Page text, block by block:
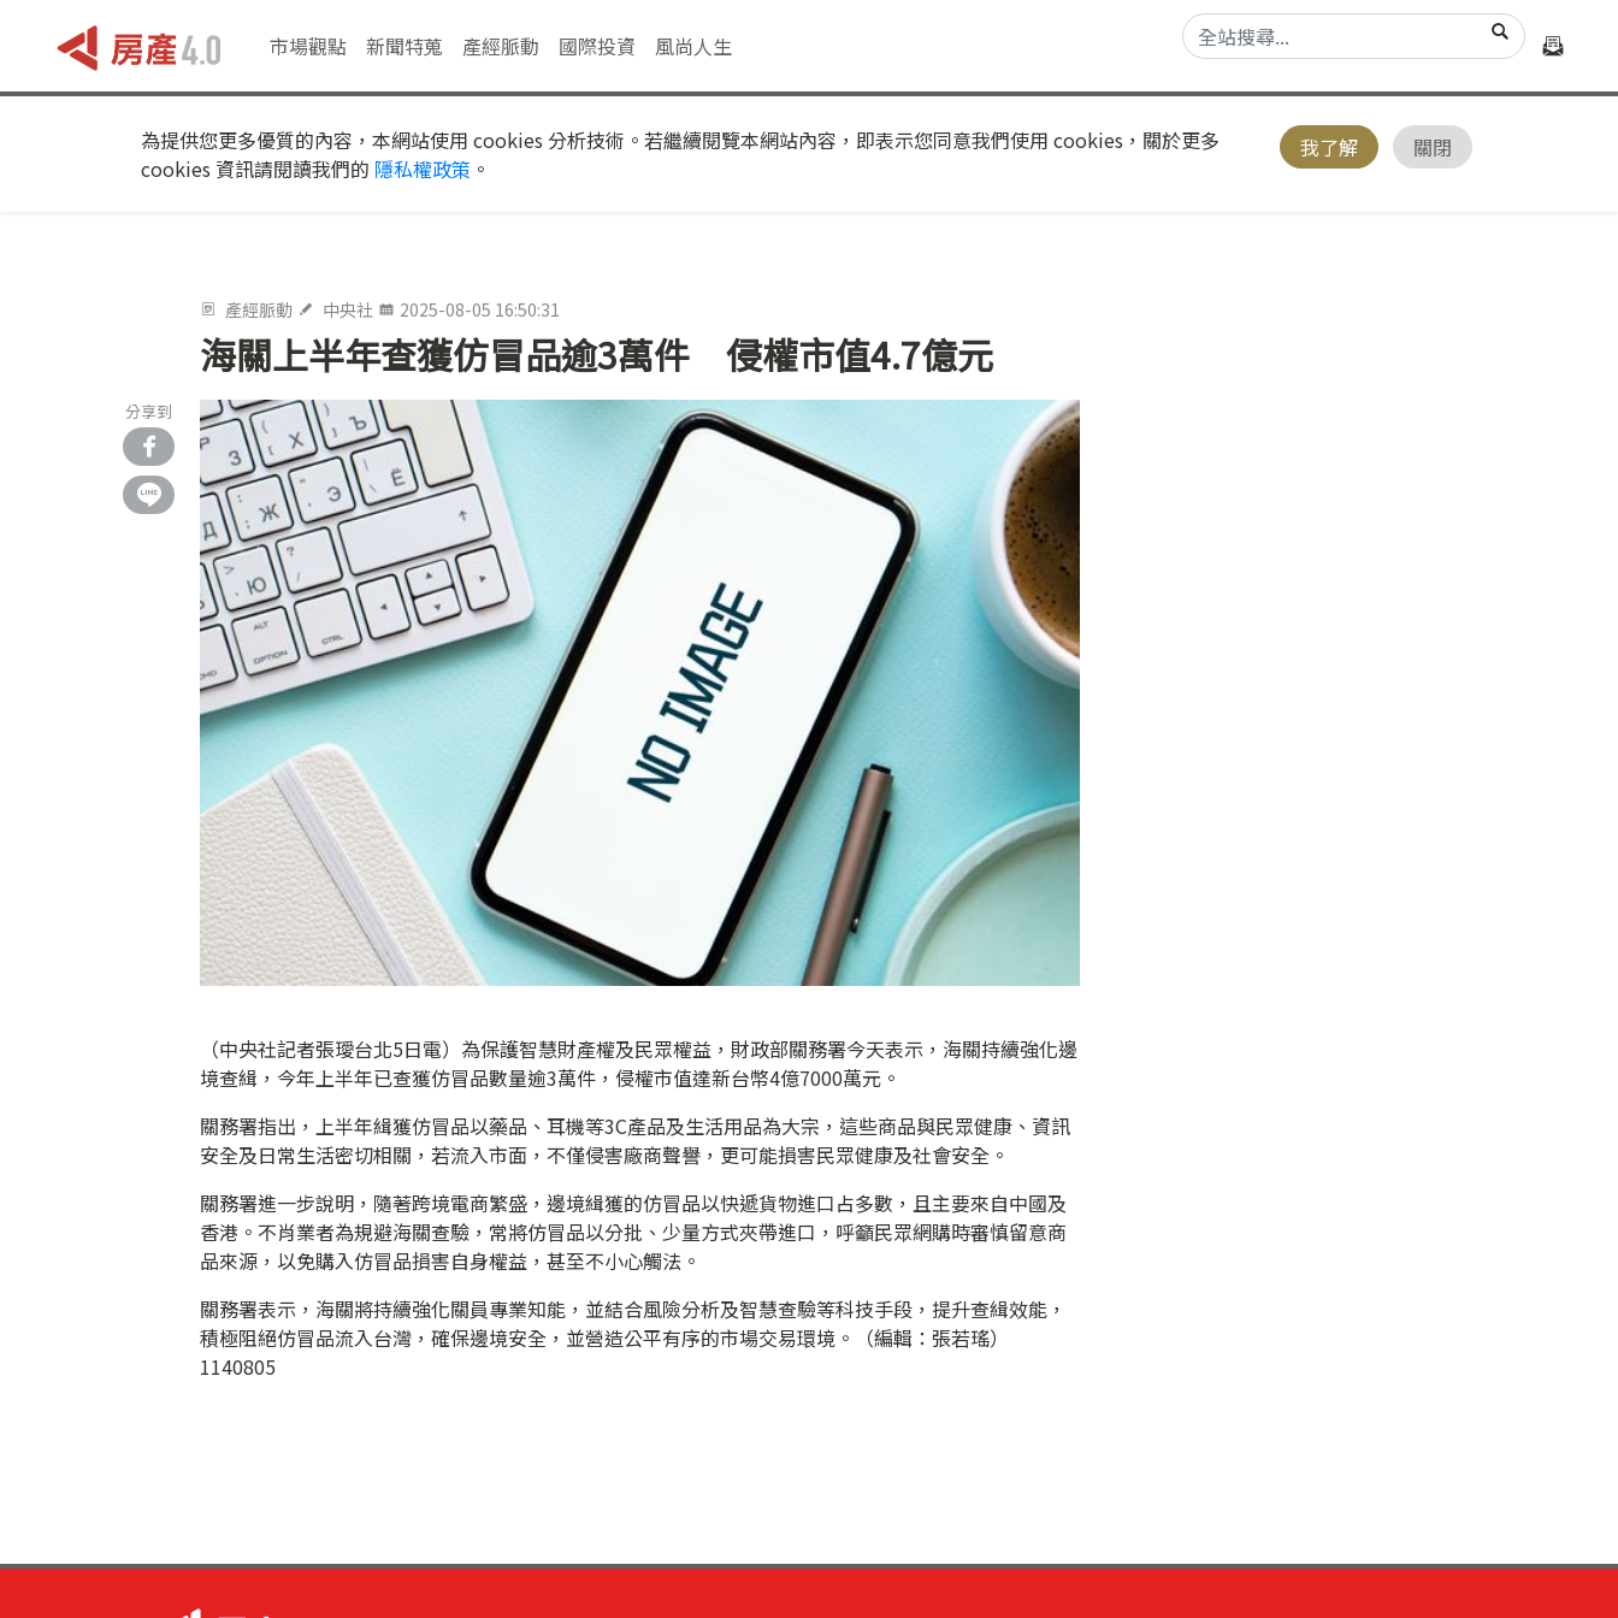
市場觀點 新聞特蒐 產經脈動 國際投資 風尚人生
為提供您更多優質的內容，本網站使用 cookies 分析技術。若繼續閱覽本網站內容，即表示您同意我們使用 cookies，關於更多
cookies 資訊請閱讀我們的 隱私權政策 。
我了解 關閉
產經脈動 中央社 2025-08-05 16:50:31
海關上半年查獲仿冒品逾3萬件 侵權市值4.7億元
分享到
（中央社記者張璦台北5日電）為保護智慧財產權及民眾權益，財政部關務署今天表示，海關持續強化邊
境查緝，今年上半年已查獲仿冒品數量逾3萬件，侵權市值達新台幣4億7000萬元。
關務署指出，上半年緝獲仿冒品以藥品、耳機等3C產品及生活用品為大宗，這些商品與民眾健康、資訊
安全及日常生活密切相關，若流入市面，不僅侵害廠商聲譽，更可能損害民眾健康及社會安全。
關務署進一步說明，隨著跨境電商繁盛，邊境緝獲的仿冒品以快遞貨物進口占多數，且主要來自中國及
香港。不肖業者為規避海關查驗，常將仿冒品以分批、少量方式夾帶進口，呼籲民眾網購時審慎留意商
品來源，以免購入仿冒品損害自身權益，甚至不小心觸法。
關務署表示，海關將持續強化關員專業知能，並結合風險分析及智慧查驗等科技手段，提升查緝效能，
積極阻絕仿冒品流入台灣，確保邊境安全，並營造公平有序的市場交易環境。（編輯：張若瑤）
1140805